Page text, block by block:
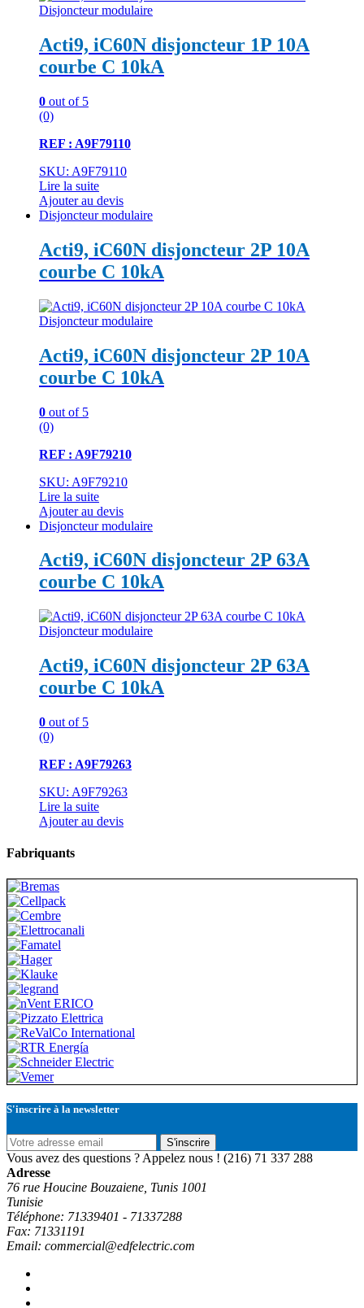
Disjoncteur modulaire
Acti9, iC60N disjoncteur 1P 10A
courbe C 10kA
0 out of 5
(0)
REF : A9F79110
SKU: A9F79110
Lire la suite
Ajouter au devis
Disjoncteur modulaire
Acti9, iC60N disjoncteur 2P 10A
courbe C 10kA
Disjoncteur modulaire
Acti9, iC60N disjoncteur 2P 10A
courbe C 10kA
0 out of 5
(0)
REF : A9F79210
SKU: A9F79210
Lire la suite
Ajouter au devis
Disjoncteur modulaire
Acti9, iC60N disjoncteur 2P 63A
courbe C 10kA
Disjoncteur modulaire
Acti9, iC60N disjoncteur 2P 63A
courbe C 10kA
0 out of 5
(0)
REF : A9F79263
SKU: A9F79263
Lire la suite
Ajouter au devis
Fabriquants
S'inscrire à la newsletter
S'inscrire
Vous avez des questions ? Appelez nous ! (216) 71 337 288
Adresse
76 rue Houcine Bouzaiene, Tunis 1001
Tunisie
Téléphone: 71339401 - 71337288
Fax: 71331191
Email: commercial@edfelectric.com